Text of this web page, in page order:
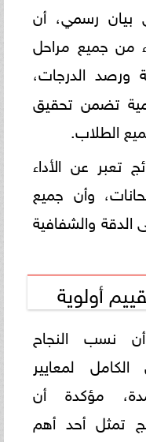
رسمي، أن
من جميع مراحل
ورصد الدرجات،
تضمن تحقيق
الطلاب.
تعبر عن الأداء
وأن جميع
الدقة والشفافية
أولوية
نسب النجاح
لمعايير
مؤكدة أن
تمثل أحد أهم